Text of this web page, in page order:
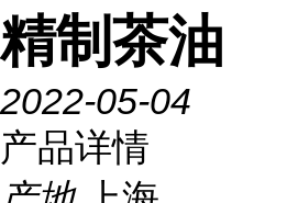
精制茶油
2022-05-04
产品详情